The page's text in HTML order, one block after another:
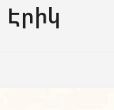
Էրիկ